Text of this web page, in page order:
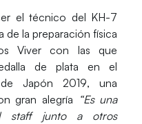
el técnico del KH-7
de la preparación física
Vivercon las que
de plata en el
Japón 2019, una
gran alegría “Es una
staff junto a otros